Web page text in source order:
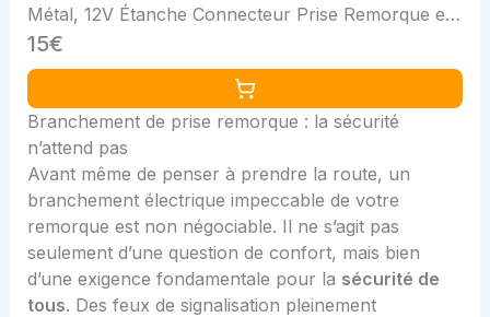
Métal, 12V Étanche Connecteur Prise Remorque en
Métal Femelle, pour Caravane RV
15€
Branchement de prise remorque : la sécurité
n’attend pas
Avant même de penser à prendre la route, un
branchement électrique impeccable de votre
remorque est non négociable. Il ne s’agit pas
seulement d’une question de confort, mais bien
d’une exigence fondamentale pour la sécurité de
tous. Des feux de signalisation pleinement